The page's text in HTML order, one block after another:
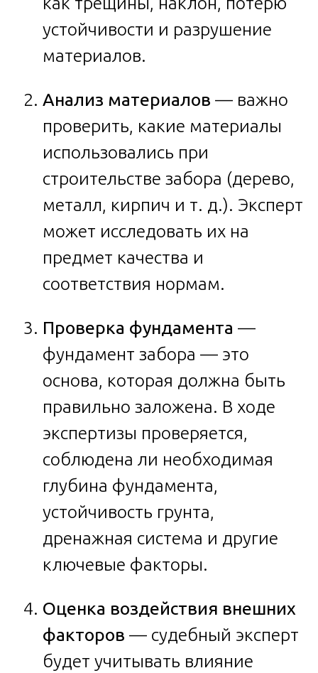
устойчивости и разрушение
материалов.
Анализ материалов — важно
проверить, какие материалы
использовались при
строительстве забора (дерево,
металл, кирпич и т. д.). Эксперт
может исследовать их на
предмет качества и
соответствия нормам.
Проверка фундамента —
фундамент забора — это
основа, которая должна быть
правильно заложена. В ходе
экспертизы проверяется,
соблюдена ли необходимая
глубина фундамента,
устойчивость грунта,
дренажная система и другие
ключевые факторы.
Оценка воздействия внешних
факторов — судебный эксперт
будет учитывать влияние